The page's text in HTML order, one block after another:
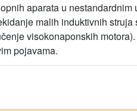
aparata u
malih induktivnih
visokonaponskih
pojavama.